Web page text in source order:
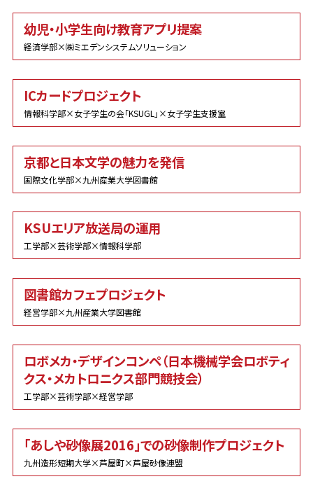
幼児・小学生向け教育アプリ提案
経済学部×㈱ミエデンシステムソリューション
ICカードプロジェクト
情報科学部×女子学生の会「KSUGL」×女子学生支援室
京都と日本文学の魅力を発信
国際文化学部×九州産業大学図書館
KSUエリア放送局の運用
工学部×芸術学部×情報科学部
図書館カフェプロジェクト
経営学部×九州産業大学図書館
ロボメカ・デザインコンペ（日本機械学会ロボティ
クス・メカトロニクス部門競技会）
工学部×芸術学部×経営学部
「あしや砂像展2016」での砂像制作プロジェクト
九州造形短期大学×芦屋町×芦屋砂像連盟